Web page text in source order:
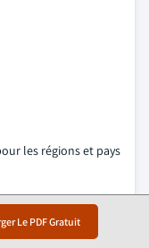
Le PDF Gratuit
les régions et pays